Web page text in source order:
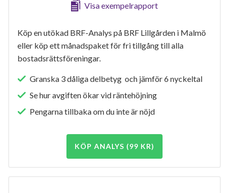
Visa exempelrapport
Köp en utökad BRF-Analys på BRF Lillgården i Malmö
eller köp ett månadspaket för fri tillgång till alla
bostadsrättsföreningar.
Granska 3 dåliga delbetyg och jämför 6 nyckeltal
Se hur avgiften ökar vid räntehöjning
Pengarna tillbaka om du inte är nöjd
KÖP ANALYS (99 KR)